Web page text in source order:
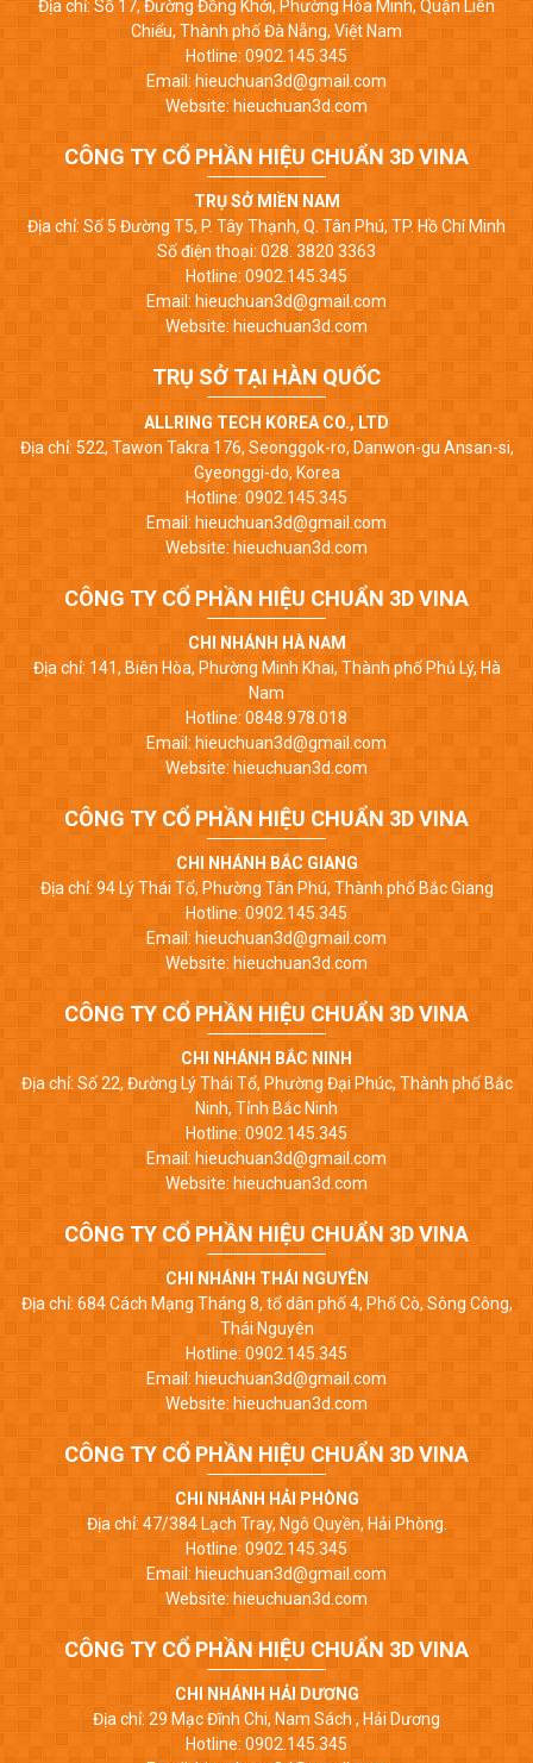
Địa chỉ: Số 17, Đường Đồng Khởi, Phường Hòa Minh, Quận Liên
Chiểu, Thành phố Đà Nẵng, Việt Nam
Hotline: 0902.145.345
Email: hieuchuan3d@gmail.com
Website: hieuchuan3d.com
CÔNG TY CỔ PHẦN HIỆU CHUẨN 3D VINA
TRỤ SỞ MIỀN NAM
Địa chỉ: Số 5 Đường T5, P. Tây Thạnh, Q. Tân Phú, TP. Hồ Chí Minh
Số điện thoại: 028. 3820 3363
Hotline: 0902.145.345
Email: hieuchuan3d@gmail.com
Website: hieuchuan3d.com
TRỤ SỞ TẠI HÀN QUỐC
ALLRING TECH KOREA CO., LTD
Địa chỉ: 522, Tawon Takra 176, Seonggok-ro, Danwon-gu Ansan-si,
Gyeonggi-do, Korea
Hotline: 0902.145.345
Email: hieuchuan3d@gmail.com
Website: hieuchuan3d.com
CÔNG TY CỔ PHẦN HIỆU CHUẨN 3D VINA
CHI NHÁNH HÀ NAM
Địa chỉ: 141, Biên Hòa, Phường Minh Khai, Thành phố Phủ Lý, Hà
Nam
Hotline: 0848.978.018
Email: hieuchuan3d@gmail.com
Website: hieuchuan3d.com
CÔNG TY CỔ PHẦN HIỆU CHUẨN 3D VINA
CHI NHÁNH BẮC GIANG
Địa chỉ: 94 Lý Thái Tổ, Phường Tân Phú, Thành phố Bắc Giang
Hotline: 0902.145.345
Email: hieuchuan3d@gmail.com
Website: hieuchuan3d.com
CÔNG TY CỔ PHẦN HIỆU CHUẨN 3D VINA
CHI NHÁNH BẮC NINH
Địa chỉ: Số 22, Đường Lý Thái Tổ, Phường Đại Phúc, Thành phố Bắc
Ninh, Tỉnh Bắc Ninh
Hotline: 0902.145.345
Email: hieuchuan3d@gmail.com
Website: hieuchuan3d.com
CÔNG TY CỔ PHẦN HIỆU CHUẨN 3D VINA
CHI NHÁNH THÁI NGUYÊN
Địa chỉ: 684 Cách Mạng Tháng 8, tổ dân phố 4, Phố Cò, Sông Công,
Thái Nguyên
Hotline: 0902.145.345
Email: hieuchuan3d@gmail.com
Website: hieuchuan3d.com
CÔNG TY CỔ PHẦN HIỆU CHUẨN 3D VINA
CHI NHÁNH HẢI PHÒNG
Địa chỉ: 47/384 Lạch Tray, Ngô Quyền, Hải Phòng.
Hotline: 0902.145.345
Email: hieuchuan3d@gmail.com
Website: hieuchuan3d.com
CÔNG TY CỔ PHẦN HIỆU CHUẨN 3D VINA
CHI NHÁNH HẢI DƯƠNG
Địa chỉ: 29 Mạc Đĩnh Chi, Nam Sách , Hải Dương
Hotline: 0902.145.345